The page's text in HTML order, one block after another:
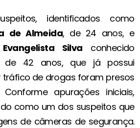
identificados como
de Almeida, de 24 anos, e
Silva conhecido
de 42 anos, que já possui
de drogas foram presos
apurações iniciais,
como um dos suspeitos que
de câmeras de segurança.